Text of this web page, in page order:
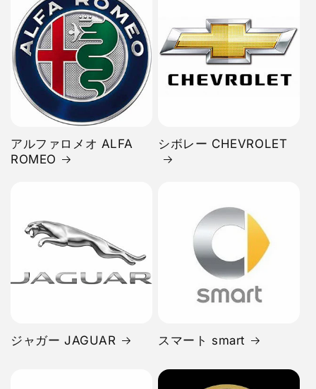
アルファロメオ ALFA
ROMEO
シボレー CHEVROLET
ジャガー JAGUAR スマート smart